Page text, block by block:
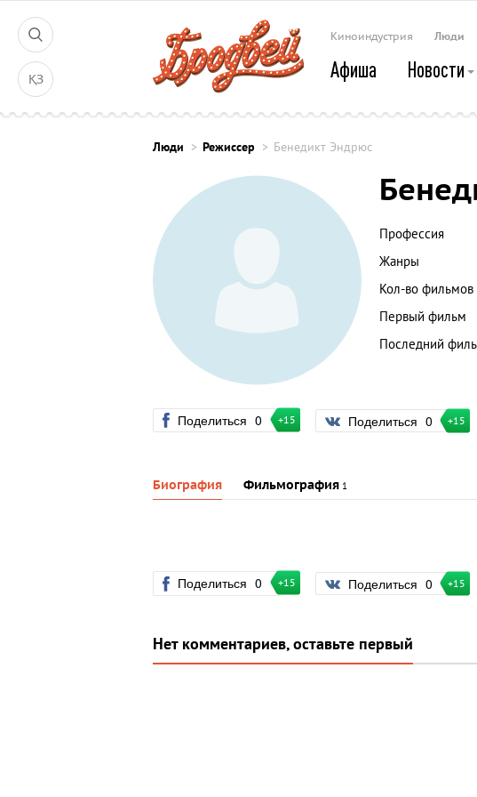
ҚЗ
Киноиндустрия Люди
Афиша Новости
Люди Режиссер Бенедикт Эндрюс
Профессия
Жанры
Кол-во фильмов
Первый фильм
Последний
Поделиться 0 +15 Поделиться 0 +15
Биография Фильмография 1
Поделиться 0 +15 Поделиться 0 +15
Нет комментариев, оставьте первый